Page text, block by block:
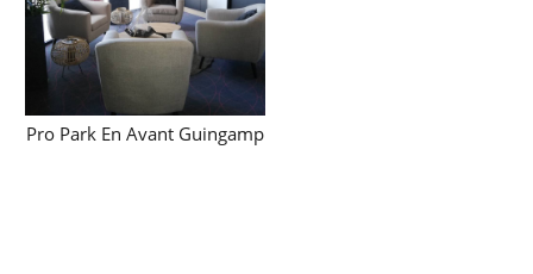
Pro Park En Avant Guingamp